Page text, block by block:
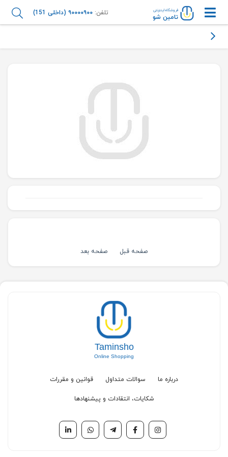
فروشگاه اینترنتی
تامین شو
تلفن: ۹۰۰۰۰۹۰۰ (داخلی 151)
صفحه قبل صفحه بعد
Taminsho
Online Shopping
درباره ما سوالات متداول قوانین و مقررات
شکایات، انتقادات و پیشنهادها